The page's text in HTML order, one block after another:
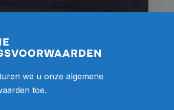
we u onze algemene
toe.